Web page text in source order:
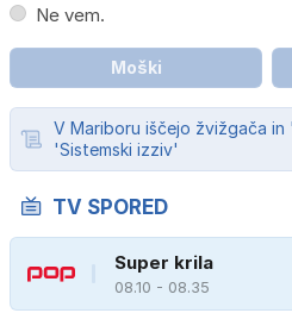
Ne vem.
Moški
V Mariboru iščejo žvižgača
'Sistemski izziv'
TV SPORED
Super krila
08.10 - 08.35